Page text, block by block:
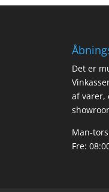
Det er
af varer,
Man-
Fre: